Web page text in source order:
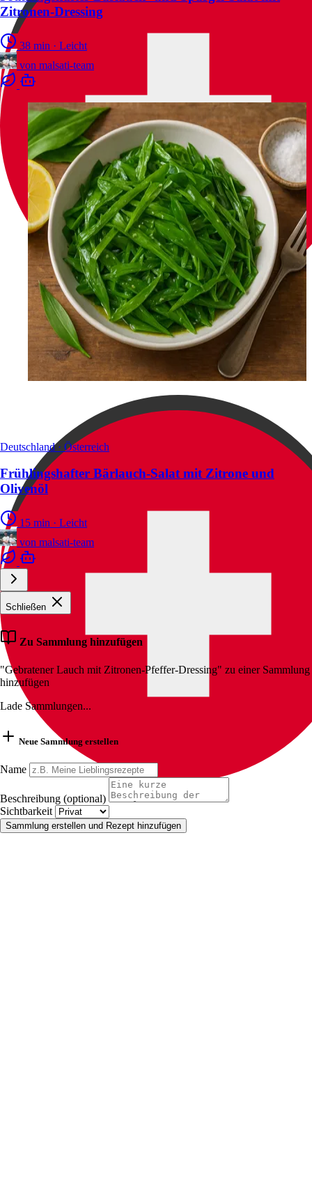
Zitronen-Dressing
38 min · Leicht
von malsati-team
Deutschland · Österreich
Frühlingshafter Bärlauch-Salat mit Zitrone und
Olivenöl
15 min · Leicht
von malsati-team
Schließen
Zu Sammlung hinzufügen
"Gebratener Lauch mit Zitronen-Pfeffer-Dressing" zu einer Sammlung
hinzufügen
Lade Sammlungen...
Neue Sammlung erstellen
Name
Beschreibung (optional)
Sichtbarkeit
Sammlung erstellen und Rezept hinzufügen